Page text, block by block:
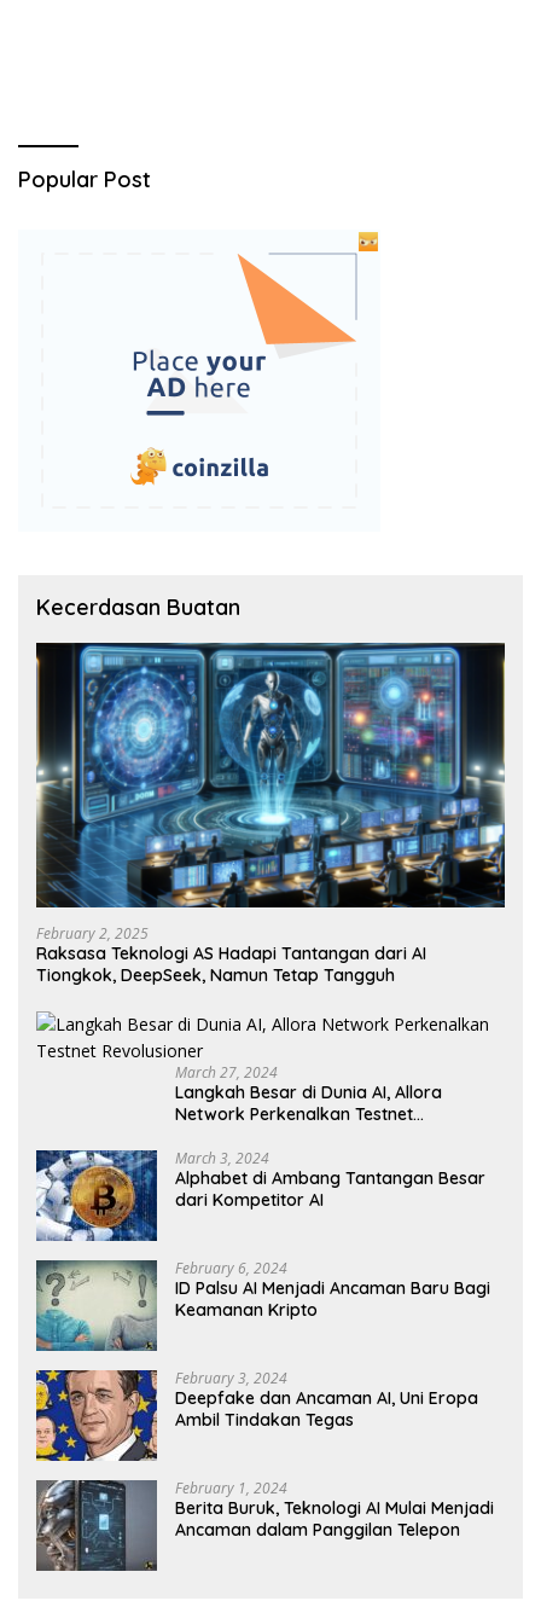
Popular Post
Kecerdasan Buatan
February 2, 2025
Raksasa Teknologi AS Hadapi Tantangan dari AI
Tiongkok, DeepSeek, Namun Tetap Tangguh
March 27, 2024
Langkah Besar di Dunia AI, Allora
Network Perkenalkan Testnet
March 3, 2024
Alphabet di Ambang Tantangan Besar
dari Kompetitor AI
February 6, 2024
ID Palsu AI Menjadi Ancaman Baru Bagi
Keamanan Kripto
February 3, 2024
Deepfake dan Ancaman AI, Uni Eropa
Ambil Tindakan Tegas
February 1, 2024
Berita Buruk, Teknologi AI Mulai Menjadi
Ancaman dalam Panggilan Telepon